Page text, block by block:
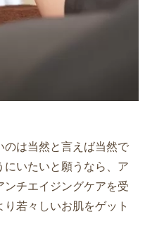
は当然と言えば当然で
いたいと願うなら、ア
チエイジングケアを受
若々しいお肌をゲット